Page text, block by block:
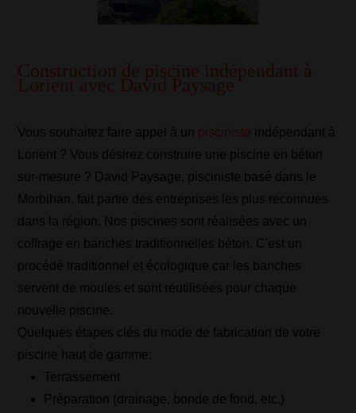
Vous souhaitez faire appel à un
indépendant à
Lorient ? Vous désirez construire une piscine en béton
sur-mesure ? David Paysage, pisciniste basé dans le
Morbihan, fait partie des entreprises les plus reconnues
dans la région. Nos piscines sont réalisées avec un
coffrage en banches traditionnelles béton. C'est un
procédé traditionnel et écologique car les banches
servent de moules et sont réutilisées pour chaque
nouvelle piscine.
Quelques étapes clés du mode de fabrication de votre
piscine haut de gamme:
Terrassement
Préparation (drainage, bonde de fond, etc.)